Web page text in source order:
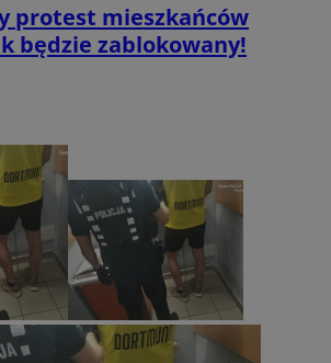
protest mieszkańców
będzie zablokowany!